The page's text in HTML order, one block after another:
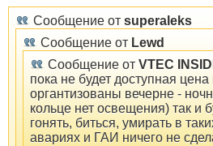
Сообщение от superaleks
Сообщение от Lewd
Сообщение от VTEC
пока не будет доступная
органтизованы вечерне -
кольце нет освещения) так и
гонять, биться, умирать в
авариях и ГАИ ничего не